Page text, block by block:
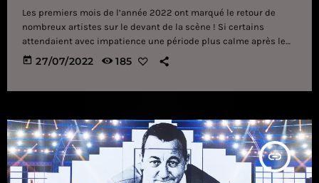
Les premiers mois de l’année 2022 ont marqué le retour de
nombreux artistes sur le devant de la scène ! Si certains
attendaient avec impatience une période plus calme après le
désastre économique de la crise sanitaire, d’autres n’ont pas
hésité à dévoiler leur nouveau projet. Et ce malgré les
today 27/07/2022 185
insert_link